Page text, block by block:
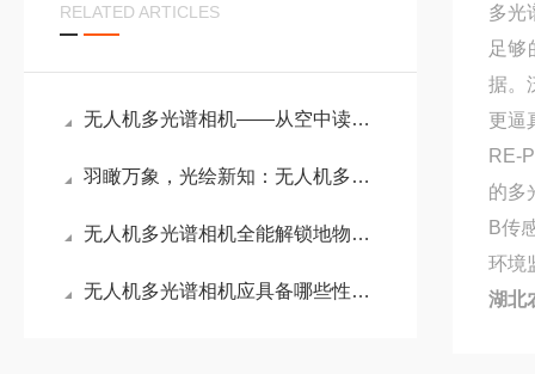
RELATED ARTICLES
无人机多光谱相机——从空中读懂作物与土地的“光谱之眼“
羽瞰万象，光绘新知：无人机多光谱相机的天际之眼
无人机多光谱相机全能解锁地物信息
无人机多光谱相机应具备哪些性能？
多光
足够
据。
更逼
RE-
的多
B传
环境
湖北